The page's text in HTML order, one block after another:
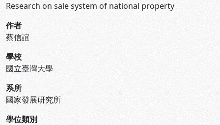
Research on sale system of national property
作者
蔡信誼
學校
國立臺灣大學
系所
國家發展研究所
學位類別